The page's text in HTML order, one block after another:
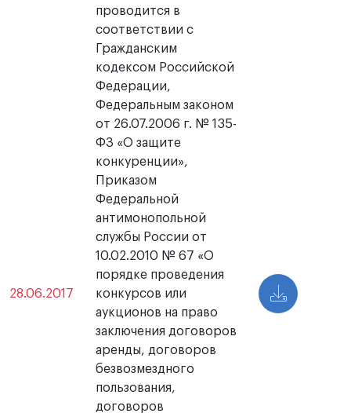
28.06.2017
проводится в
соответствии с
Гражданским
кодексом Российской
Федерации,
Федеральным законом
от 26.07.2006 г. № 135-
ФЗ «О защите
конкуренции»,
Приказом
Федеральной
антимонопольной
службы России от
10.02.2010 № 67 «О
порядке проведения
конкурсов или
аукционов на право
заключения договоров
аренды, договоров
безвозмездного
пользования,
договоров